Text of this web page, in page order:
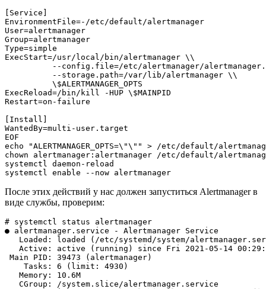
[Service]
EnvironmentFile=-/etc/default/alertmanager
User=alertmanager
Group=alertmanager
Type=simple
ExecStart=/usr/local/bin/alertmanager \\
--config.file=/etc/alertmanager/
          --storage.path=/var/lib/alertmanager \\
          \$ALERTMANAGER_OPTS
ExecReload=/bin/kill -HUP \$MAINPID
Restart=on-failure
[Install]
WantedBy=multi-user.target
EOF
echo "ALERTMANAGER_OPTS=\"\"" > /etc/default/
chown alertmanager:alertmanager /etc/default/
systemctl daemon-reload
После этих действий у нас должен запуститься Alertmanager в
виде службы, проверим:
# systemctl status alertmanager
● alertmanager.service - Alertmanager Service
Loaded: loaded (/etc/systemd/system/
Active: active (running) since Fri 2021-05-14
Main PID: 39473 (alertmanager)
    Tasks: 6 (limit: 4930)
   Memory: 10.6M
   CGroup: /system.slice/alertmanager.service